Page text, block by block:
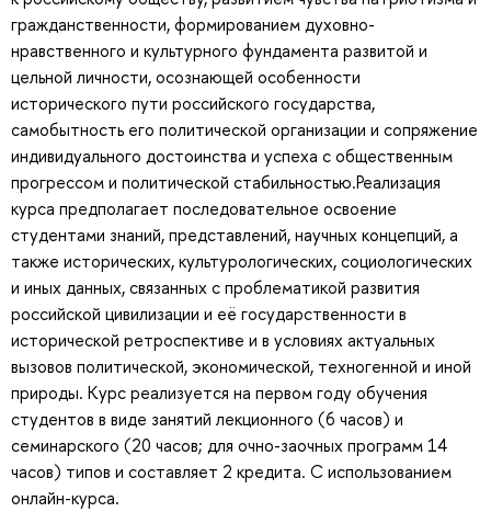
гражданственности, формированием духовно-
нравственного и культурного фундамента развитой и
цельной личности, осознающей особенности
исторического пути российского государства,
самобытность его политической организации и сопряжение
индивидуального достоинства и успеха с общественным
прогрессом и политической стабильностью.Реализация
курса предполагает последовательное освоение
студентами знаний, представлений, научных концепций, а
также исторических, культурологических, социологических
и иных данных, связанных с проблематикой развития
российской цивилизации и её государственности в
исторической ретроспективе и в условиях актуальных
вызовов политической, экономической, техногенной и иной
природы. Курс реализуется на первом году обучения
студентов в виде занятий лекционного (6 часов) и
семинарского (20 часов; для очно-заочных программ 14
часов) типов и составляет 2 кредита. С использованием
онлайн-курса.